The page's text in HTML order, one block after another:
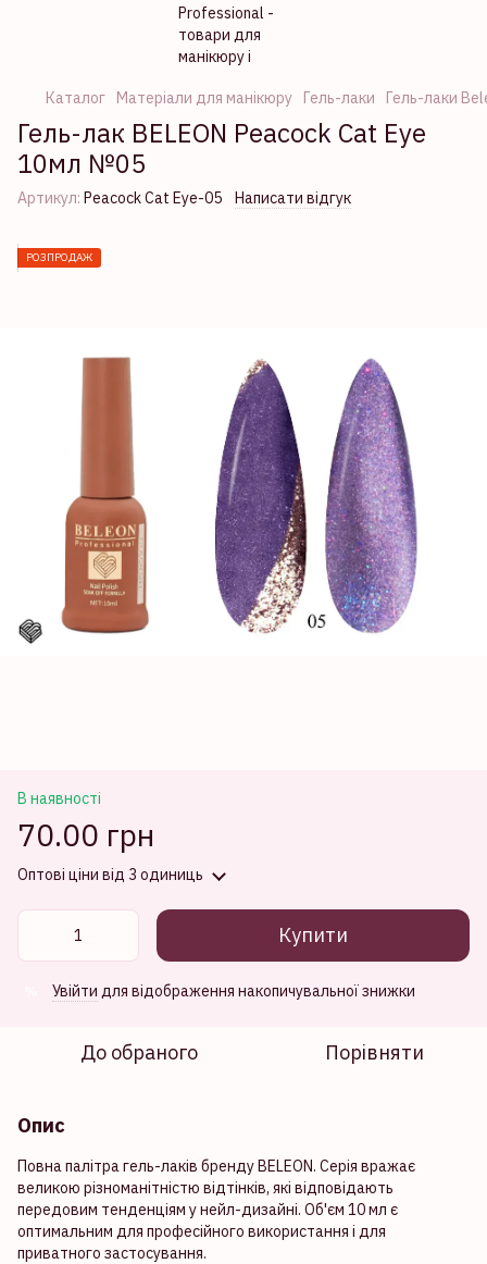
Каталог Матеріали для манікюру Гель-лаки Гель-лаки
Гель-лак BELEON Peacock Cat Eye
10мл №05
Артикул: Peacock Cat Eye-05 Написати відгук
РОЗПРОДАЖ
В наявності
70.00 грн
Оптові ціни від 3 одиниць
Купити
Увійти для відображення накопичувальної знижки
До обраного Порівняти
Опис
Повна палітра гель-лаків бренду BELEON. Серія вражає
великою різноманітністю відтінків, які відповідають
передовим тенденціям у нейл-дизайні. Об'єм 10 мл є
оптимальним для професійного використання і для
приватного застосування.